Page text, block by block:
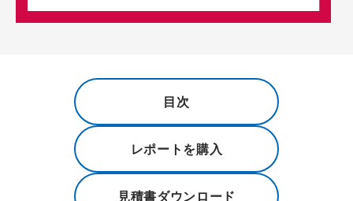
目次
レポートを購入
見積書ダウンロード